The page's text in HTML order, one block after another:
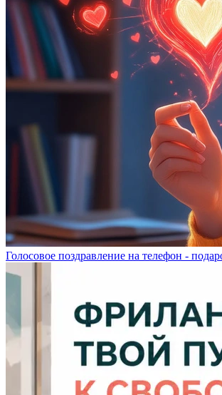
Голосовое поздравление на телефон -